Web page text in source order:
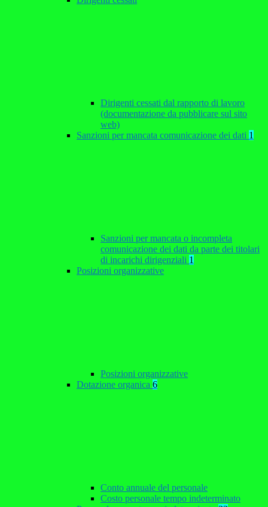
Dirigenti cessati dal rapporto di lavoro
(documentazione da pubblicare sul sito
web)
Sanzioni per mancata comunicazione dei dati 1
Sanzioni per mancata o incompleta
comunicazione dei dati da parte dei titolari
di incarichi dirigenziali 1
Posizioni organizzative
Posizioni organizzative
Dotazione organica 6
Conto annuale del personale
Costo personale tempo indeterminato